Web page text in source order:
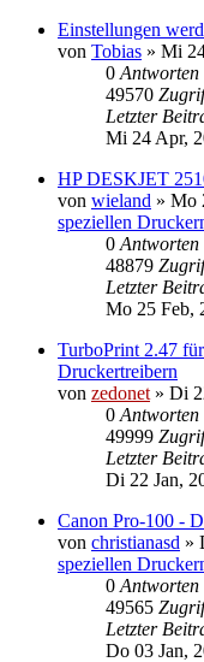
Einstellungen
von Tobias » Mi
0 Antworten
49570
Letzter
Mi 24 Apr,
HP DESKJET
von wieland » Mo
speziellen
0 Antworten
48879
Letzter
Mo 25 Feb,
TurboPrint 2.47
Druckertreibern
von zedonet » Di
0 Antworten
49999
Letzter
Di 22 Jan,
Canon Pro-100 -
von christianasd »
speziellen
0 Antworten
49565
Letzter
Do 03 Jan,